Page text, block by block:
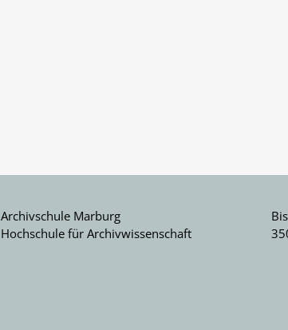
Archivschule Marburg
Hochschule für Archivwissenschaft